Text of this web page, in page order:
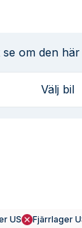
se om den
Välj bil
US Fjärrlager